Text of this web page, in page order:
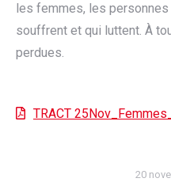
les femmes, les
souffrent et qui luttent. À
perdues.
TRACT 25Nov_Femmes_
20